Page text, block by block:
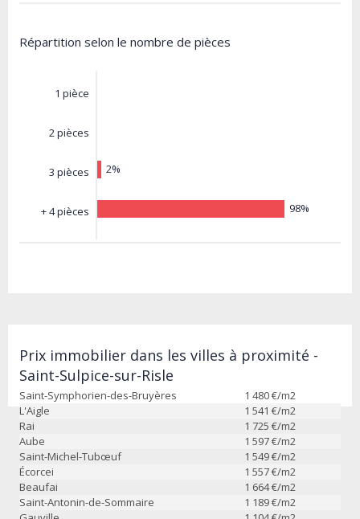
Répartition selon le nombre de pièces
1 pièce
2 pièces
3 pièces
+ 4 pièces
2%
98%
Prix immobilier dans les villes à proximité -
Saint-Sulpice-sur-Risle
Saint-Symphorien-des-Bruyères 1 480€/m2
L'Aigle
1 541 €/m2
Rai
1 725 €/m2
Aube
1 597€/m2
Saint-Michel-Tubœuf
1 549€/m2
Écorcei
1 557€/m2
Beaufai
1 664€/m2
Saint-Antonin-de-Sommaire
1 189€/m2